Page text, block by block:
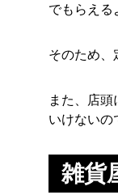
でもらえる
そのため、
また、店
いけないの
雑貨